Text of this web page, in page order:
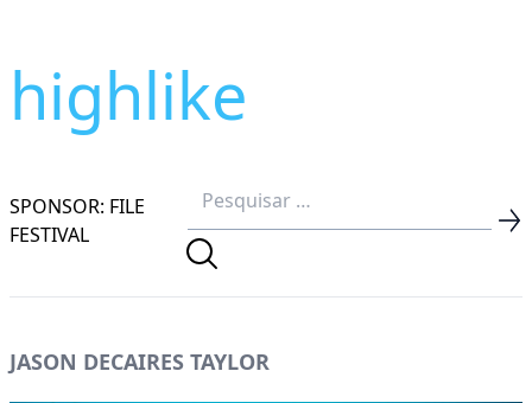
highlike
SPONSOR: FILE
FESTIVAL
JASON DECAIRES TAYLOR